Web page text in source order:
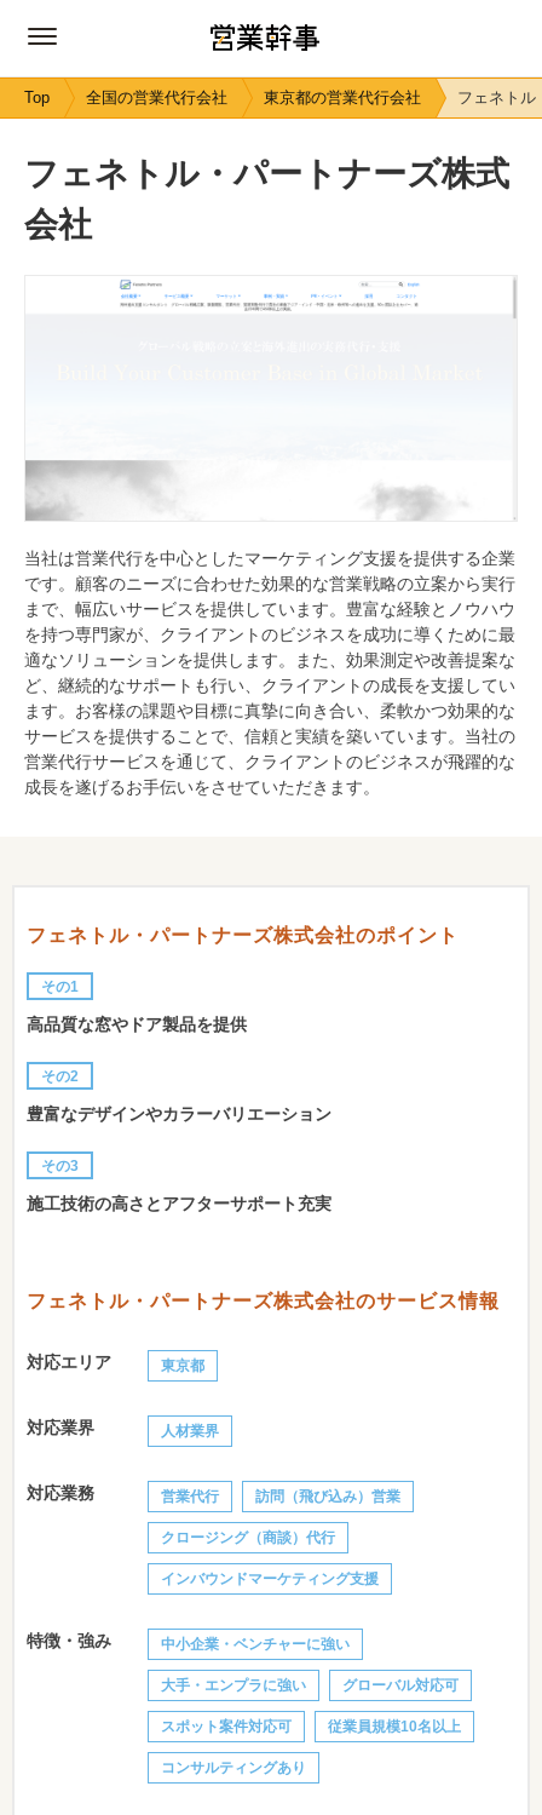
Top 全国の営業代行会社 東京都の営業代行会社 フェネトル
フェネトル・パートナーズ株式
会社
当社は営業代行を中心としたマーケティング支援を提供する企業
です。顧客のニーズに合わせた効果的な営業戦略の立案から実行
まで、幅広いサービスを提供しています。豊富な経験とノウハウ
を持つ専門家が、クライアントのビジネスを成功に導くために最
適なソリューションを提供します。また、効果測定や改善提案な
ど、継続的なサポートも行い、クライアントの成長を支援してい
ます。お客様の課題や目標に真摯に向き合い、柔軟かつ効果的な
サービスを提供することで、信頼と実績を築いています。当社の
営業代行サービスを通じて、クライアントのビジネスが飛躍的な
成長を遂げるお手伝いをさせていただきます。
フェネトル・パートナーズ株式会社のポイント
その1
高品質な窓やドア製品を提供
その2
豊富なデザインやカラーバリエーション
その3
施工技術の高さとアフターサポート充実
フェネトル・パートナーズ株式会社のサービス情報
対応エリア 東京都
対応業界 人材業界
対応業務 営業代行 訪問（飛び込み）営業
クロージング（商談）代行
インバウンドマーケティング支援
特徴・強み 中小企業・ベンチャーに強い
大手・エンプラに強い グローバル対応可
スポット案件対応可 従業員規模10名以上
コンサルティングあり